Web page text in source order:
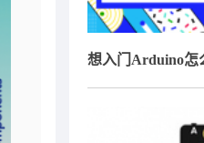
想入门Arduino怎